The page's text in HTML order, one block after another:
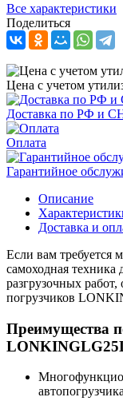
Все характеристики
Поделиться
Цена с учетом
Доставка по РФ и
Оплата
Гарантийное
Описание
Доставка и
Если вам требуется
самоходная техника
разгрузочных
погрузчиков
Преимущества